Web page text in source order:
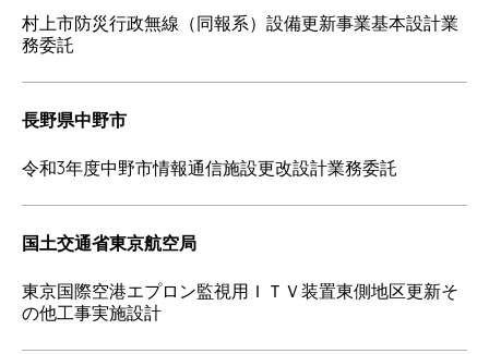
村上市防災行政無線（同報系）設備更新事業基本設計業
務委託
長野県中野市
令和3年度中野市情報通信施設更改設計業務委託
国土交通省東京航空局
東京国際空港エプロン監視用ＩＴＶ装置東側地区更新そ
の他工事実施設計